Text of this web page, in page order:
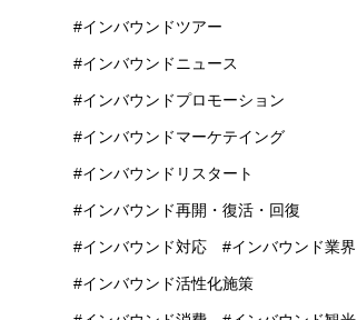
インバウンドツアー
インバウンドニュース
インバウンドプロモーション
インバウンドマーケテイング
インバウンドリスタート
インバウンド再開・復活・回復
インバウンド対応 インバウンド業界
インバウンド活性化施策